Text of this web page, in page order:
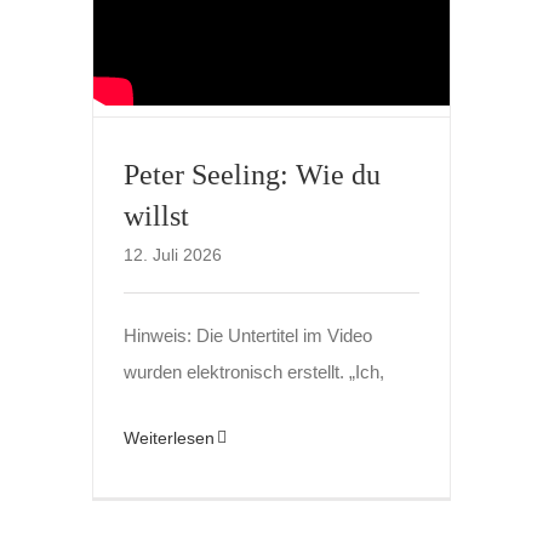
Peter Seeling: Wie du
willst
12. Juli 2026
Hinweis: Die Untertitel im Video
wurden elektronisch erstellt. „Ich,
Weiterlesen